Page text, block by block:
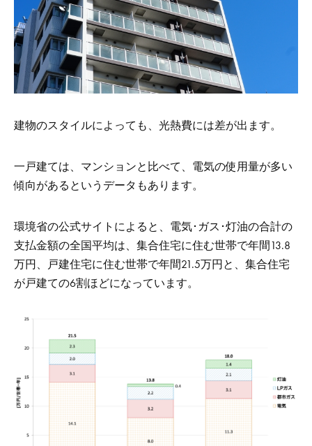
建物のスタイルによっても、光熱費には差が出ます。
一戸建ては、マンションと比べて、電気の使用量が多い
傾向があるというデータもあります。
環境省の公式サイトによると、電気･ガス･灯油の合計の
支払金額の全国平均は、集合住宅に住む世帯で年間13.8
万円、戸建住宅に住む世帯で年間21.5万円と、集合住宅
が戸建ての6割ほどになっています。